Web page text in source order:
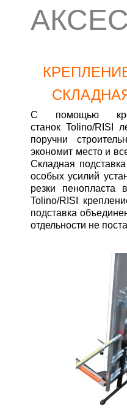
С помощью
станок Tolino/RISI
поручни
экономит место и
Складная
особых усилий
резки пенопласта
Tolino/RISI
подставка
отдельности не